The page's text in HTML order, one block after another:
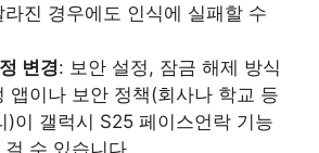
라진 경우에도 인식에 실패할 수
변경: 보안 설정, 잠금 해제 방식
앱이나 보안 정책(회사나 학교 등
)이 갤럭시 S25 페이스언락 기능
걸 수 있습니다.